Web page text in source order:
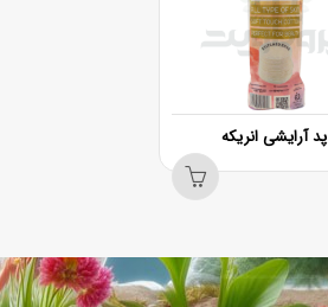
پد آرایشی انریکه